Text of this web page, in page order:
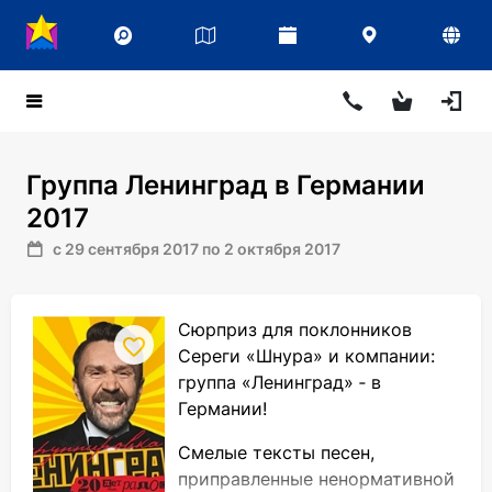
Группа Ленинград в Германии
2017
с 29 сентября 2017 по 2 октября 2017
Сюрприз для поклонников
Сереги «Шнура» и компании:
группа «Ленинград» ‑ в
Германии!
Смелые тексты песен,
приправленные ненормативной